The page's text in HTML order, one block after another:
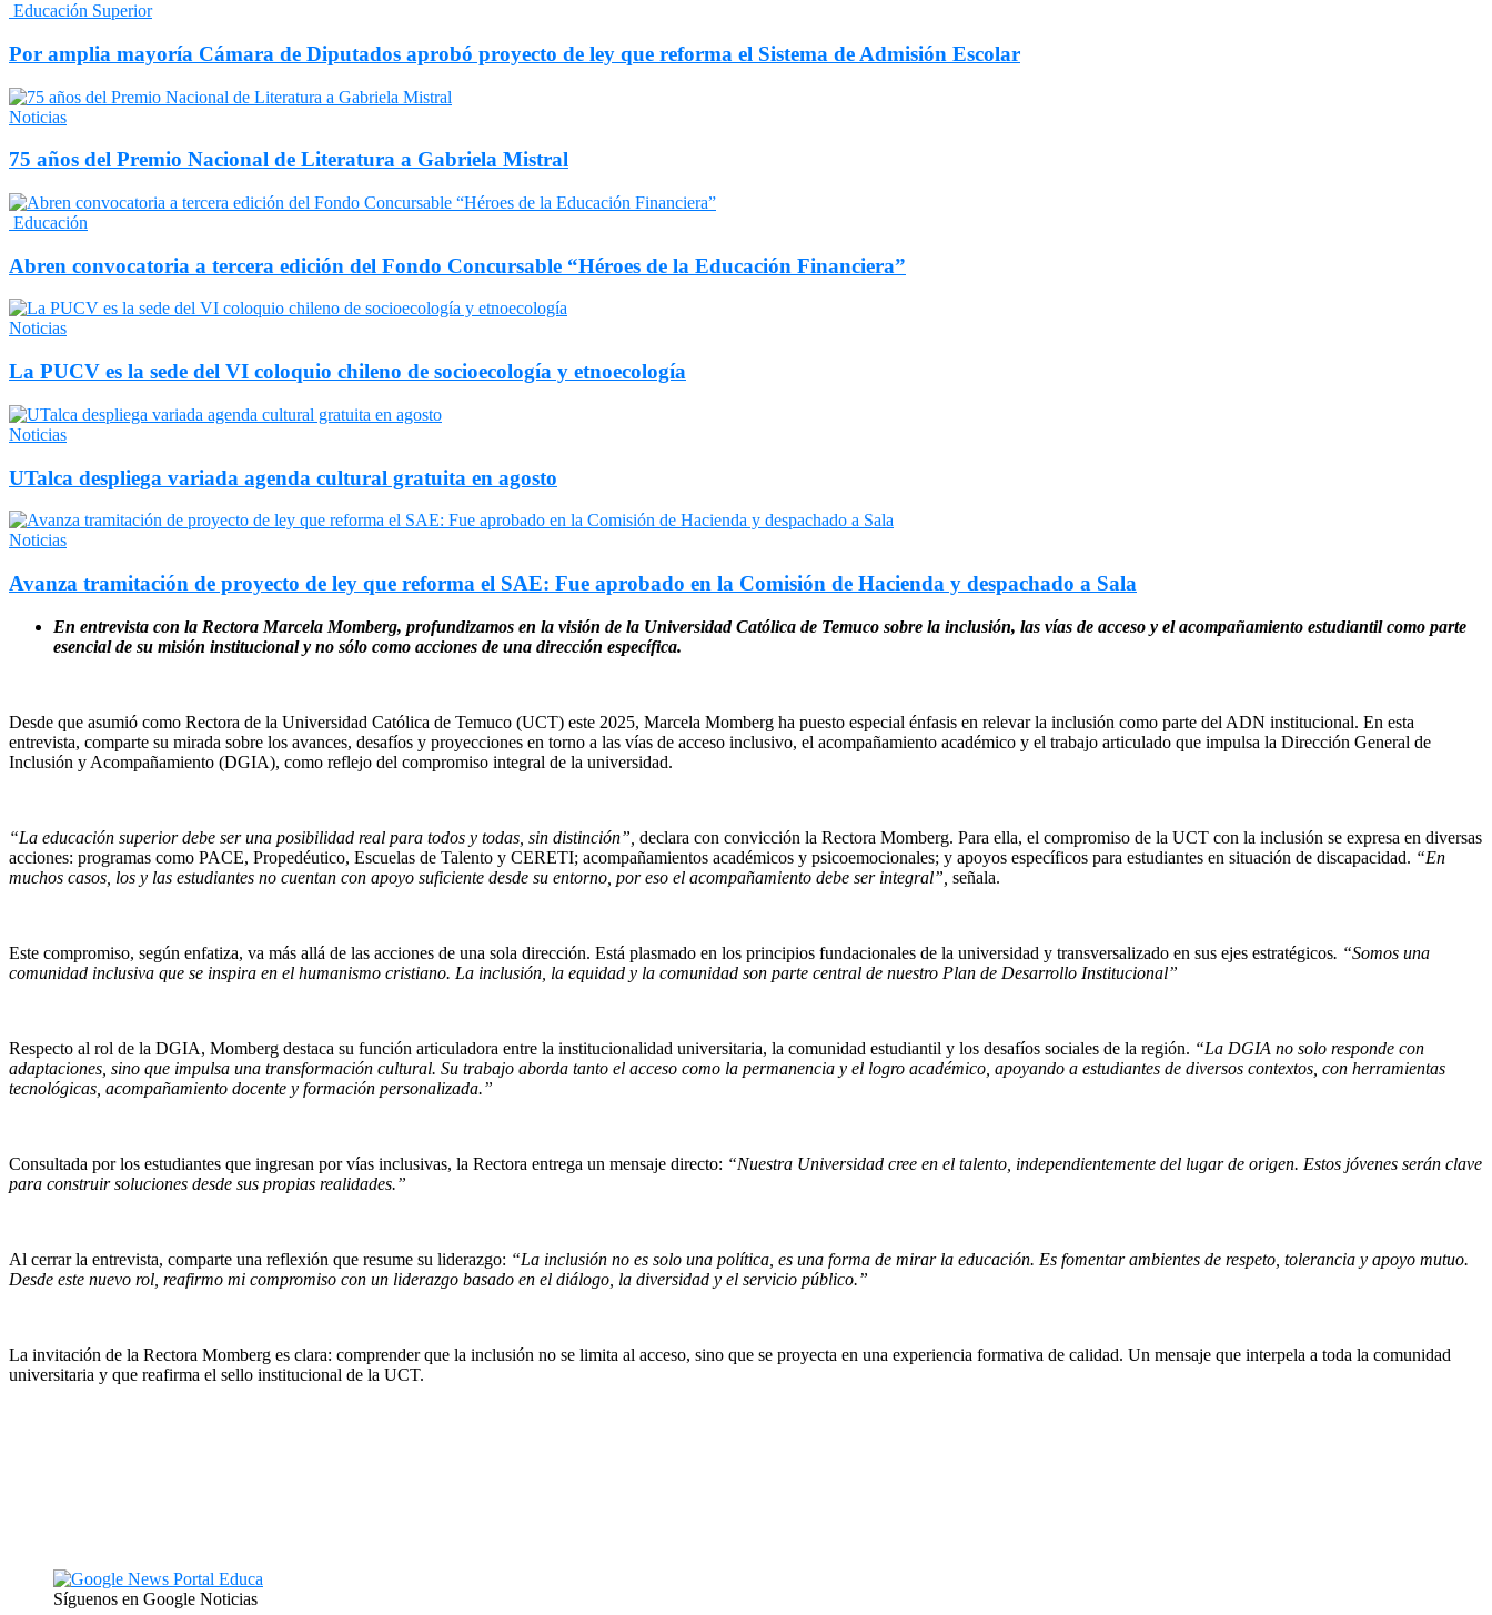
Educación Superior
Por amplia mayoría Cámara de Diputados aprobó proyecto de ley que reforma el Sistema de Admisión Escolar
Noticias
75 años del Premio Nacional de Literatura a Gabriela Mistral
Educación
Abren convocatoria a tercera edición del Fondo Concursable “Héroes de la Educación Financiera”
Noticias
La PUCV es la sede del VI coloquio chileno de socioecología y etnoecología
Noticias
UTalca despliega variada agenda cultural gratuita en agosto
Noticias
Avanza tramitación de proyecto de ley que reforma el SAE: Fue aprobado en la Comisión de Hacienda y despachado a Sala
En entrevista con la Rectora Marcela Momberg, profundizamos en la visión de la Universidad Católica de Temuco sobre la inclusión, las vías de acceso y el acompañamiento estudiantil como parte
esencial de su misión institucional y no sólo como acciones de una dirección específica.
Desde que asumió como Rectora de la Universidad Católica de Temuco (UCT) este 2025, Marcela Momberg ha puesto especial énfasis en relevar la inclusión como parte del ADN institucional. En esta
entrevista, comparte su mirada sobre los avances, desafíos y proyecciones en torno a las vías de acceso inclusivo, el acompañamiento académico y el trabajo articulado que impulsa la Dirección General de
Inclusión y Acompañamiento (DGIA), como reflejo del compromiso integral de la universidad.
“La educación superior debe ser una posibilidad real para todos y todas, sin distinción”, declara con convicción la Rectora Momberg. Para ella, el compromiso de la UCT con la inclusión se expresa en diversas
acciones: programas como PACE, Propedéutico, Escuelas de Talento y CERETI; acompañamientos académicos y psicoemocionales; y apoyos específicos para estudiantes en situación de discapacidad. “En
muchos casos, los y las estudiantes no cuentan con apoyo suficiente desde su entorno, por eso el acompañamiento debe ser integral”, señala.
Este compromiso, según enfatiza, va más allá de las acciones de una sola dirección. Está plasmado en los principios fundacionales de la universidad y transversalizado en sus ejes estratégicos. “Somos una
comunidad inclusiva que se inspira en el humanismo cristiano. La inclusión, la equidad y la comunidad son parte central de nuestro Plan de Desarrollo Institucional”
Respecto al rol de la DGIA, Momberg destaca su función articuladora entre la institucionalidad universitaria, la comunidad estudiantil y los desafíos sociales de la región. “La DGIA no solo responde con
adaptaciones, sino que impulsa una transformación cultural. Su trabajo aborda tanto el acceso como la permanencia y el logro académico, apoyando a estudiantes de diversos contextos, con herramientas
tecnológicas, acompañamiento docente y formación personalizada.”
Consultada por los estudiantes que ingresan por vías inclusivas, la Rectora entrega un mensaje directo: “Nuestra Universidad cree en el talento, independientemente del lugar de origen. Estos jóvenes serán clave
para construir soluciones desde sus propias realidades.”
Al cerrar la entrevista, comparte una reflexión que resume su liderazgo: “La inclusión no es solo una política, es una forma de mirar la educación. Es fomentar ambientes de respeto, tolerancia y apoyo mutuo.
Desde este nuevo rol, reafirmo mi compromiso con un liderazgo basado en el diálogo, la diversidad y el servicio público.”
La invitación de la Rectora Momberg es clara: comprender que la inclusión no se limita al acceso, sino que se proyecta en una experiencia formativa de calidad. Un mensaje que interpela a toda la comunidad
universitaria y que reafirma el sello institucional de la UCT.
Síguenos en Google Noticias